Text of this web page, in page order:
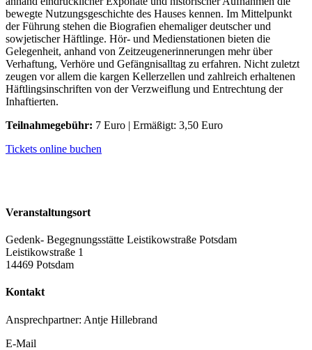
bewegte Nutzungsgeschichte des Hauses kennen. Im Mittelpunkt
der Führung stehen die Biografien ehemaliger deutscher und
sowjetischer Häftlinge. Hör- und Medienstationen bieten die
Gelegenheit, anhand von Zeitzeugenerinnerungen mehr über
Verhaftung, Verhöre und Gefängnisalltag zu erfahren. Nicht zuletzt
zeugen vor allem die kargen Kellerzellen und zahlreich erhaltenen
Häftlingsinschriften von der Verzweiflung und Entrechtung der
Inhaftierten.
Teilnahmegebühr: 7 Euro | Ermäßigt: 3,50 Euro
Tickets online buchen
Veranstaltungsort
Gedenk- Begegnungsstätte Leistikowstraße Potsdam
Leistikowstraße 1
14469 Potsdam
Kontakt
Ansprechpartner: Antje Hillebrand
E-Mail